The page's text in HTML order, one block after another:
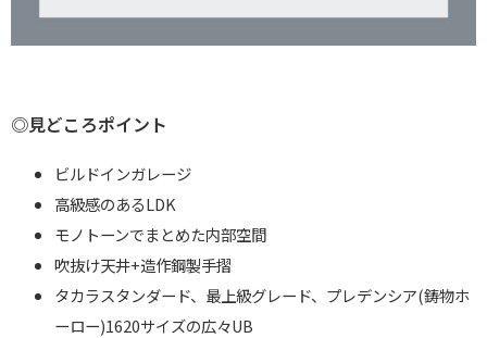
◎見どころポイント
ビルドインガレージ
高級感のあるLDK
モノトーンでまとめた内部空間
吹抜け天井+造作鋼製手摺
タカラスタンダード、最上級グレード、プレデンシア(鋳物ホ
ーロー)1620サイズの広々UB